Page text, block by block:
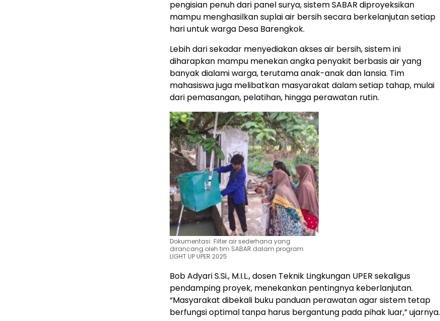
pengisian penuh dari panel surya, sistem SABAR diproyeksikan
mampu menghasilkan suplai air bersih secara berkelanjutan setiap
hari untuk warga Desa Barengkok.
Lebih dari sekadar menyediakan akses air bersih, sistem ini
diharapkan mampu menekan angka penyakit berbasis air yang
banyak dialami warga, terutama anak-anak dan lansia. Tim
mahasiswa juga melibatkan masyarakat dalam setiap tahap, mulai
dari pemasangan, pelatihan, hingga perawatan rutin.
Dokumentasi: Filter air sederhana yang
dirancang oleh tim SABAR dalam program
LIGHT UP UPER 2025
Bob Adyari S.Si., M.I.L., dosen Teknik Lingkungan UPER sekaligus
pendamping proyek, menekankan pentingnya keberlanjutan.
“Masyarakat dibekali buku panduan perawatan agar sistem tetap
berfungsi optimal tanpa harus bergantung pada pihak luar,” ujarnya.